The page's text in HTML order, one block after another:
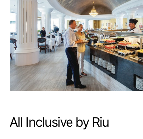
All Inclusive by Riu